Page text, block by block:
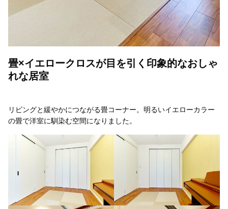
畳×イエロークロスが目を引く印象的なおしゃ
れな居室
リビングと緩やかにつながる畳コーナー。明るいイエローカラー
の畳で洋室に馴染む空間になりました。